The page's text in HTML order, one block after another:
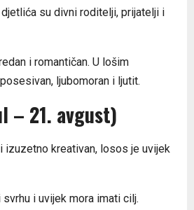
su divni roditelji, prijatelji i
i romantičan. U lošim
ljubomoran i ljutit.
– 21. avgust)
izuzetno kreativan, losos je uvijek
i uvijek mora imati cilj.